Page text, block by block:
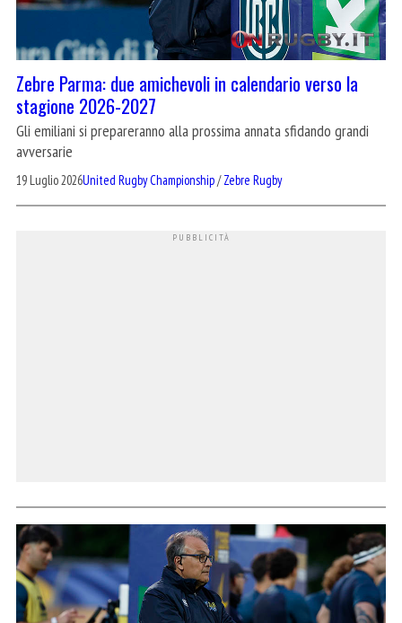
Zebre Parma: due amichevoli in calendario verso la
stagione 2026-2027
Gli emiliani si prepareranno alla prossima annata sfidando grandi
avversarie
19 Luglio 2026United Rugby Championship/Zebre Rugby